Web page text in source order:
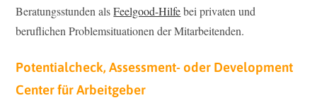
Beratungsstunden alsFeelgood-Hilfebei privaten und
beruflichen Problemsituationen der Mitarbeitenden.
Potentialcheck, Assessment- oder Development
Center für Arbeitgeber